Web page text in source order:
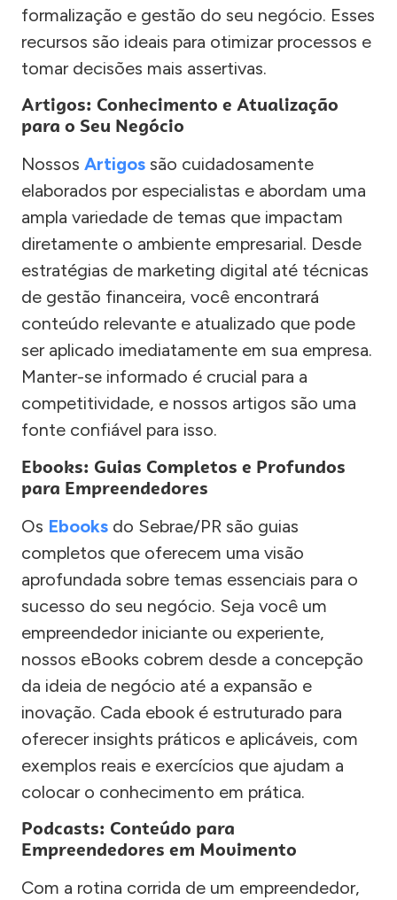
formalização e gestão do seu negócio. Esses
recursos são ideais para otimizar processos e
tomar decisões mais assertivas.
Artigos: Conhecimento e Atualização
para o Seu Negócio
Nossos Artigos são cuidadosamente
elaborados por especialistas e abordam uma
ampla variedade de temas que impactam
diretamente o ambiente empresarial. Desde
estratégias de marketing digital até técnicas
de gestão financeira, você encontrará
conteúdo relevante e atualizado que pode
ser aplicado imediatamente em sua empresa.
Manter-se informado é crucial para a
competitividade, e nossos artigos são uma
fonte confiável para isso.
Ebooks: Guias Completos e Profundos
para Empreendedores
Os Ebooks do Sebrae/PR são guias
completos que oferecem uma visão
aprofundada sobre temas essenciais para o
sucesso do seu negócio. Seja você um
empreendedor iniciante ou experiente,
nossos eBooks cobrem desde a concepção
da ideia de negócio até a expansão e
inovação. Cada ebook é estruturado para
oferecer insights práticos e aplicáveis, com
exemplos reais e exercícios que ajudam a
colocar o conhecimento em prática.
Podcasts: Conteúdo para
Empreendedores em Movimento
Com a rotina corrida de um empreendedor,